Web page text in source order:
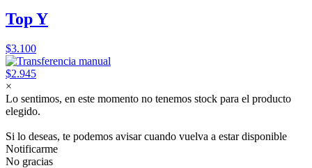
Top Y
$3.100
$2.945
×
Lo sentimos, en este momento no tenemos stock para el producto
elegido.
Si lo deseas, te podemos avisar cuando vuelva a estar disponible
Notificarme
No gracias